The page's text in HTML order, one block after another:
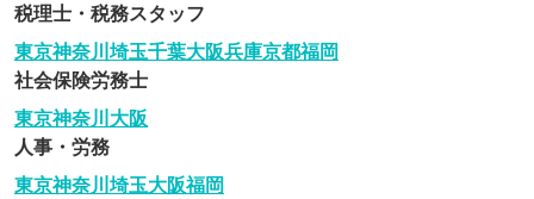
税理士・税務スタッフ
東京神奈川 埼玉千葉大阪兵庫京都福岡
社会保険労務士
東京神奈川 大阪
人事・労務
東京神奈川 埼玉大阪福岡